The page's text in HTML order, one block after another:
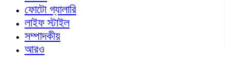
ফোটো গ্যালারি
লাইফ স্টাইল
সম্পাদকীয়
আরও